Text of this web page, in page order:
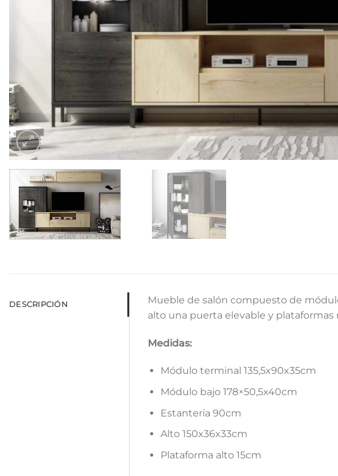
DESCRIPCIÓN
Mueble de salón compuesto de
alto una puerta elevable y
Medidas:
Módulo terminal 135,5x90x35cm
Módulo bajo 178×50,5x40cm
Estantería 90cm
Alto 150x36x33cm
Plataforma alto 15cm